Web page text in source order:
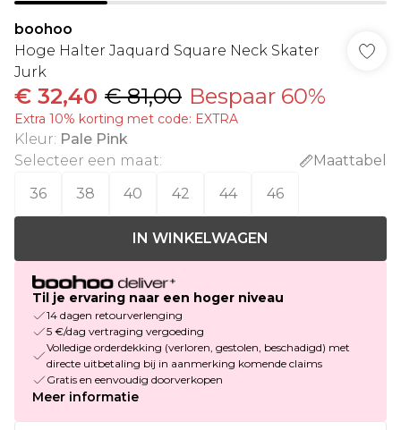
boohoo
Hoge Halter Jaquard Square Neck Skater
Jurk
€ 32,40 € 81,00 Bespaar 60%
Extra 10% korting met code: EXTRA
Kleur: Pale Pink
Selecteer een maat:
Maattabel
36
38 40 42 44 46
IN WINKELWAGEN
Til je ervaring naar een hoger niveau
14 dagen retourverlenging
5 €/dag vertraging vergoeding
Volledige orderdekking (verloren, gestolen, beschadigd) met
directe uitbetaling bij in aanmerking komende claims
Gratis en eenvoudig doorverkopen
Meer informatie